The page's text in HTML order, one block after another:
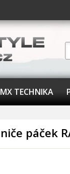
MX TECHNIKA
páček